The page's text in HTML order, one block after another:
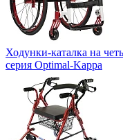
Ходунки-каталка на
серия Optimal-Kappa